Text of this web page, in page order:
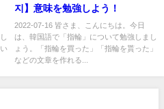
지】意味を勉強しよう！
2022-07-16 皆さま、こんにちは。今日
は、韓国語で「指輪」について勉強しまし
ょう。「指輪を買った」「指輪を貰った」
などの文章を作れる...